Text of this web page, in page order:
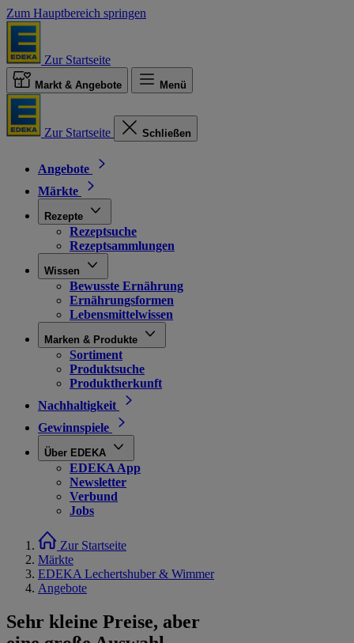
Zum Hauptbereich springen
Zur Startseite
Markt & Angebote Menü
Zur Startseite Schließen
Angebote
Märkte
Rezepte
Rezeptsuche
Rezeptsammlungen
Wissen
Bewusste Ernährung
Ernährungsformen
Lebensmittelwissen
Marken & Produkte
Sortiment
Produktsuche
Produktherkunft
Nachhaltigkeit
Gewinnspiele
Über EDEKA
EDEKA App
Newsletter
Verbund
Jobs
Zur Startseite
Märkte
EDEKA Lechertshuber & Wimmer
Angebote
Sehr kleine Preise, aber